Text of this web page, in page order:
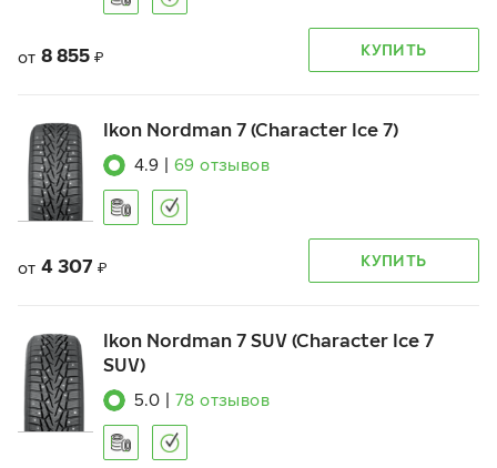
от 8 855 ₽ КУПИТЬ
Ikon Nordman 7 (Character Ice 7)
4.9 69 отзывов
от 4 307 ₽ КУПИТЬ
Ikon Nordman 7 SUV (Character Ice 7
SUV)
5.0 78 отзывов